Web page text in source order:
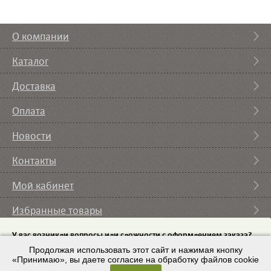
О компании
Каталог
Доставка
Оплата
Новости
Контакты
Мой кабинет
Избранные товары
Вы смотрели
© 2007 – 2026 ИП Кононов И.А. | Условия использования
У вас возникли вопросы или сложности с оформлением заказа?
Пришлите на emailсписок требуемого оборудования и мы с вами
свяжемся.
Продолжая использовать этот сайт и нажимая кнопку
«Принимаю», вы даете согласие на обработку файлов cookie